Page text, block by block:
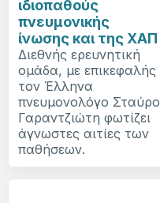
ιδιοπαθούς
πνευμονικής
ίνωσης και της ΧΑΠ
Διεθνής ερευνητική
ομάδα, με επικεφαλής
τον Έλληνα
πνευμονολόγο Σταύρο
Γαραντζιώτη φωτίζει
άγνωστες αιτίες των
παθήσεων.